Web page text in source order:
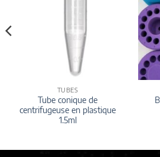
TUBES
Tube conique de
centrifugeuse en plastique
1.5ml